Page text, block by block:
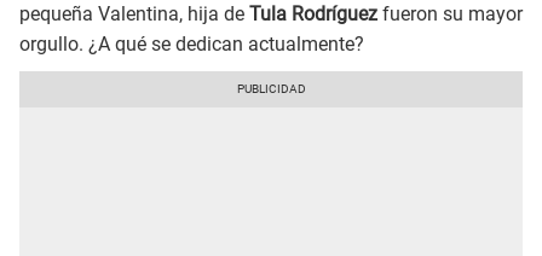
pequeña Valentina, hija de Tula Rodríguez fueron su mayor
orgullo. ¿A qué se dedican actualmente?